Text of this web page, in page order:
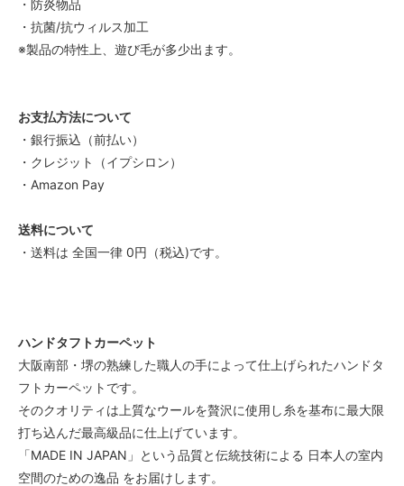
・防炎物品
・抗菌/抗ウィルス加工
※製品の特性上、遊び毛が多少出ます。
お支払方法について
・銀行振込（前払い）
・クレジット（イプシロン）
・Amazon Pay
送料について
・送料は 全国一律 0円（税込)です。
ハンドタフトカーペット
大阪南部・堺の熟練した職人の手によって仕上げられたハンドタ
フトカーペットです。
そのクオリティは上質なウールを贅沢に使用し糸を基布に最大限
打ち込んだ最高級品に仕上げています。
「MADE IN JAPAN」という品質と伝統技術による 日本人の室内
空間のための逸品 をお届けします。